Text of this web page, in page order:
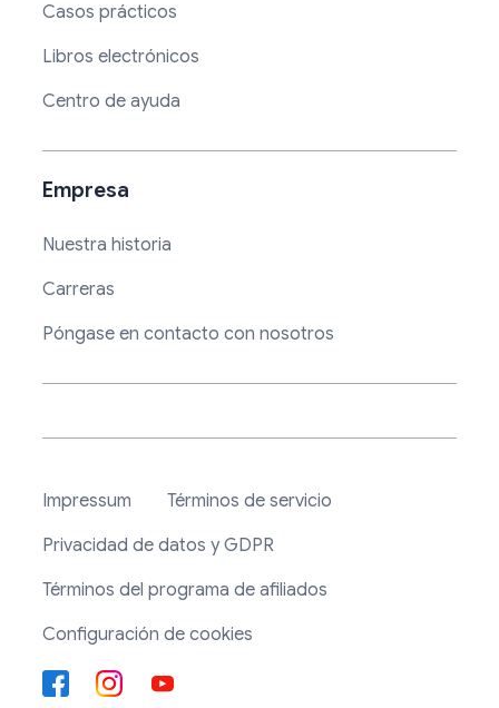
Casos prácticos
Libros electrónicos
Centro de ayuda
Empresa
Nuestra historia
Carreras
Póngase en contacto con nosotros
Impressum
Términos de servicio
Privacidad de datos y GDPR
Términos del programa de afiliados
Configuración de cookies